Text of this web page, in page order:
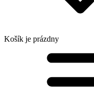
Košík je prázdny